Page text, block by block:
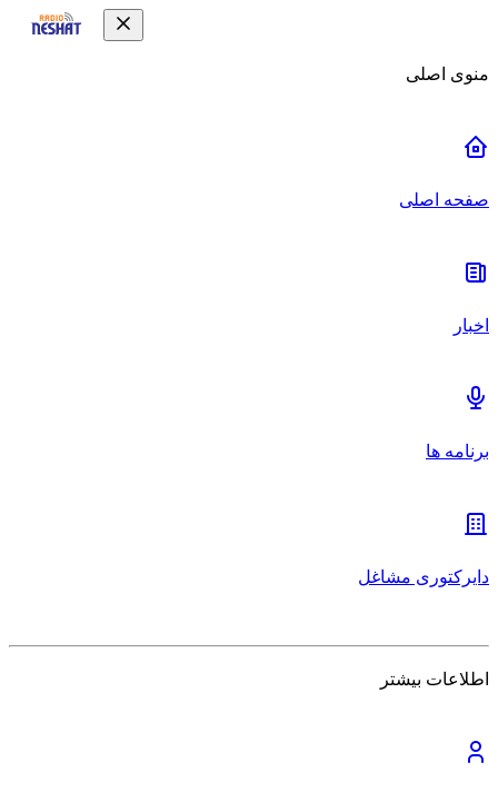
منوی اصلی
صفحه اصلی
اخبار
برنامه ها
دایرکتوری مشاغل
اطلاعات بیشتر